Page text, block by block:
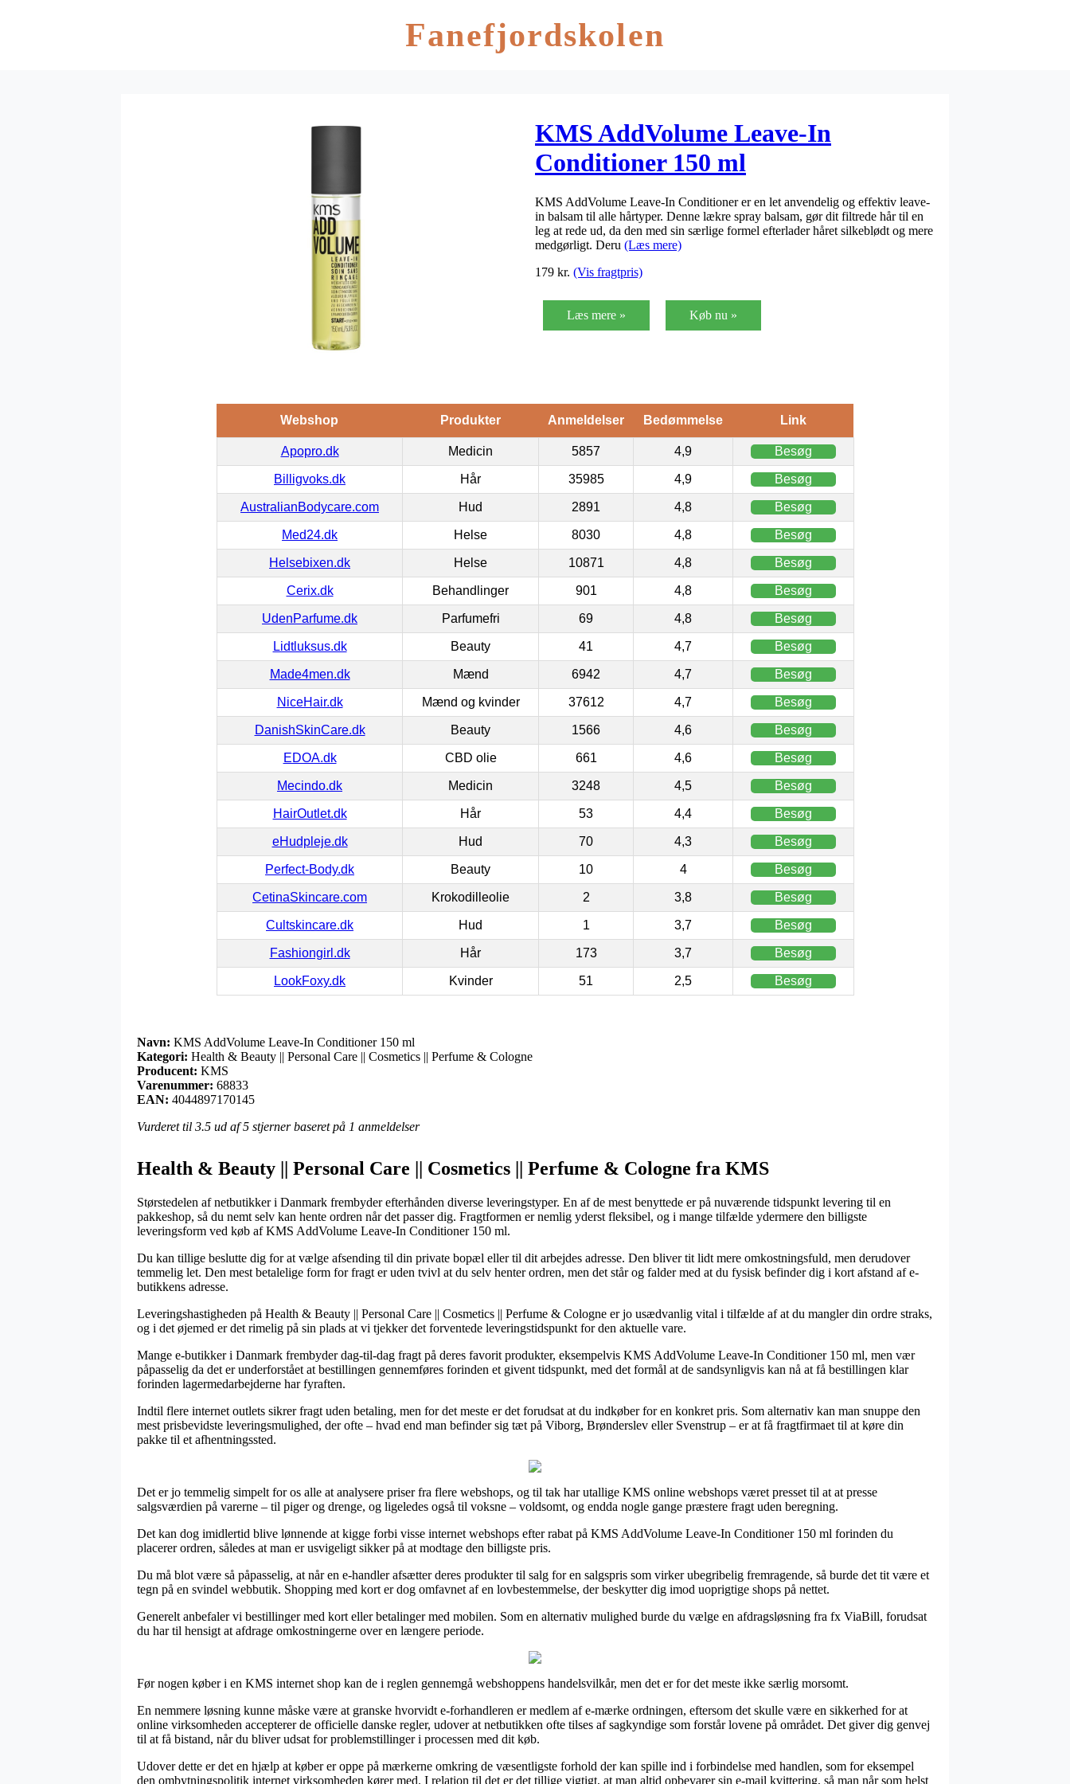
Fanefjordskolen
KMS AddVolume Leave-In
Conditioner 150 ml
KMS AddVolume Leave-In Conditioner er en let anvendelig og effektiv leave-
in balsam til alle hårtyper. Denne lækre spray balsam, gør dit filtrede hår til en
leg at rede ud, da den med sin særlige formel efterlader håret silkeblødt og mere
medgørligt. Deru (Læs mere)
179 kr. (Vis fragtpris)
Læs mere » Køb nu »
Webshop Produkter Anmeldelser Bedømmelse Link
Apopro.dk Medicin 5857 4,9 Besøg
Billigvoks.dk Hår 35985 4,9 Besøg
AustralianBodycare.com Hud 2891 4,8 Besøg
Med24.dk Helse 8030 4,8 Besøg
Helsebixen.dk Helse 10871 4,8 Besøg
Cerix.dk Behandlinger 901 4,8 Besøg
UdenParfume.dk Parfumefri 69 4,8 Besøg
Lidtluksus.dk Beauty 41 4,7 Besøg
Made4men.dk Mænd 6942 4,7 Besøg
NiceHair.dk Mænd og kvinder 37612 4,7 Besøg
DanishSkinCare.dk Beauty 1566 4,6 Besøg
EDOA.dk CBD olie 661 4,6 Besøg
Mecindo.dk Medicin 3248 4,5 Besøg
HairOutlet.dk Hår 53 4,4 Besøg
eHudpleje.dk Hud 70 4,3 Besøg
Perfect-Body.dk Beauty 10 4 Besøg
CetinaSkincare.com Krokodilleolie 2 3,8 Besøg
Cultskincare.dk Hud 1 3,7 Besøg
Fashiongirl.dk Hår 173 3,7 Besøg
LookFoxy.dk Kvinder 51 2,5 Besøg
Navn: KMS AddVolume Leave-In Conditioner 150 ml
Kategori: Health & Beauty || Personal Care || Cosmetics || Perfume & Cologne
Producent: KMS
Varenummer: 68833
EAN: 4044897170145
Vurderet til 3.5 ud af 5 stjerner baseret på 1 anmeldelser
Health & Beauty || Personal Care || Cosmetics || Perfume & Cologne fra KMS
Størstedelen af netbutikker i Danmark frembyder efterhånden diverse leveringstyper. En af de mest benyttede er på nuværende tidspunkt levering til en
pakkeshop, så du nemt selv kan hente ordren når det passer dig. Fragtformen er nemlig yderst fleksibel, og i mange tilfælde ydermere den billigste
leveringsform ved køb af KMS AddVolume Leave-In Conditioner 150 ml.
Du kan tillige beslutte dig for at vælge afsending til din private bopæl eller til dit arbejdes adresse. Den bliver tit lidt mere omkostningsfuld, men derudover
temmelig let. Den mest betalelige form for fragt er uden tvivl at du selv henter ordren, men det står og falder med at du fysisk befinder dig i kort afstand af e-
butikkens adresse.
Leveringshastigheden på Health & Beauty || Personal Care || Cosmetics || Perfume & Cologne er jo usædvanlig vital i tilfælde af at du mangler din ordre straks,
og i det øjemed er det rimelig på sin plads at vi tjekker det forventede leveringstidspunkt for den aktuelle vare.
Mange e-butikker i Danmark frembyder dag-til-dag fragt på deres favorit produkter, eksempelvis KMS AddVolume Leave-In Conditioner 150 ml, men vær
påpasselig da det er underforstået at bestillingen gennemføres forinden et givent tidspunkt, med det formål at de sandsynligvis kan nå at få bestillingen klar
forinden lagermedarbejderne har fyraften.
Indtil flere internet outlets sikrer fragt uden betaling, men for det meste er det forudsat at du indkøber for en konkret pris. Som alternativ kan man snuppe den
mest prisbevidste leveringsmulighed, der ofte – hvad end man befinder sig tæt på Viborg, Brønderslev eller Svenstrup – er at få fragtfirmaet til at køre din
pakke til et afhentningssted.
Det er jo temmelig simpelt for os alle at analysere priser fra flere webshops, og til tak har utallige KMS online webshops været presset til at at presse
salgsværdien på varerne – til piger og drenge, og ligeledes også til voksne – voldsomt, og endda nogle gange præstere fragt uden beregning.
Det kan dog imidlertid blive lønnende at kigge forbi visse internet webshops efter rabat på KMS AddVolume Leave-In Conditioner 150 ml forinden du
placerer ordren, således at man er usvigeligt sikker på at modtage den billigste pris.
Du må blot være så påpasselig, at når en e-handler afsætter deres produkter til salg for en salgspris som virker ubegribelig fremragende, så burde det tit være et
tegn på en svindel webbutik. Shopping med kort er dog omfavnet af en lovbestemmelse, der beskytter dig imod uoprigtige shops på nettet.
Generelt anbefaler vi bestillinger med kort eller betalinger med mobilen. Som en alternativ mulighed burde du vælge en afdragsløsning fra fx ViaBill, forudsat
du har til hensigt at afdrage omkostningerne over en længere periode.
Før nogen køber i en KMS internet shop kan de i reglen gennemgå webshoppens handelsvilkår, men det er for det meste ikke særlig morsomt.
En nemmere løsning kunne måske være at granske hvorvidt e-forhandleren er medlem af e-mærke ordningen, eftersom det skulle være en sikkerhed for at
online virksomheden accepterer de officielle danske regler, udover at netbutikken ofte tilses af sagkyndige som forstår lovene på området. Det giver dig genvej
til at få bistand, når du bliver udsat for problemstillinger i processen med dit køb.
Udover dette er det en hjælp at køber er oppe på mærkerne omkring de væsentligste forhold der kan spille ind i forbindelse med handlen, som for eksempel
den ombytningspolitik internet virksomheden kører med. I relation til det er det tillige vigtigt, at man altid opbevarer sin e-mail kvittering, så man når som helst